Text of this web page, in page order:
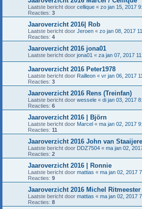
Laatste bericht door cellique « zo jan 15, 2017
Reacties: 3
Jaaroverzicht 2016| Rob
Laatste bericht door Jeroen « zo jan 08, 2017
Reacties: 4
Jaaroverzicht 2016 jona01
Laatste bericht door jona01 « za jan 07, 2017
Jaaroverzicht 2016 Peter1978
Laatste bericht door Railleon « vr jan 06, 2017
Reacties: 3
Jaaroverzicht 2016 Rens (Treinfan)
Laatste bericht door wessele « di jan 03, 2017
Reacties: 6
Jaaroverzicht 2016 | Björn
Laatste bericht door Marcel « ma jan 02, 2017
Reacties: 11
Jaaroverzicht 2016 John van
Laatste bericht door DDZ7504 « ma jan 02,
Reacties: 2
Jaaroverzicht 2016 | Ronnie
Laatste bericht door mattias « ma jan 02, 2017
Reacties: 9
Jaaroverzicht 2016 Michel Ritmeester
Laatste bericht door mattias « ma jan 02, 2017
Reacties: 8